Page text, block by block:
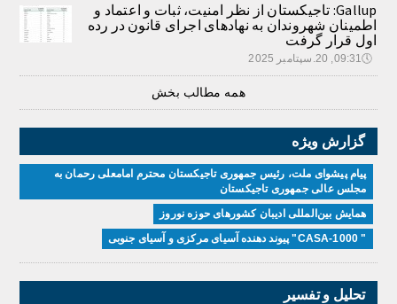
Gallup: تاجیکستان از نظر امنیت، ثبات و اعتماد و
اطمینان شهروندان به نهادهای اجرای قانون در رده
اول قرار گرفت
🕔09:31, 20.سپتامبر 2025
همه مطالب بخش
گزارش ویژه
پیام پیشوای ملت، رئیس جمهوری تاجیکستان محترم امامعلی رحمان به
مجلس عالی جمهوری تاجیکستان
همایش بین‌المللی ادیبان کشور‌های حوزه نوروز
" CASA-1000" پیوند دهنده آسیای مرکزی و آسیای جنوبی
تحلیل و تفسیر